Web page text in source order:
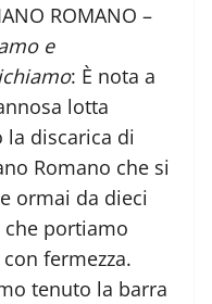
ROMANO –
e
: È nota a
lotta
la discarica di
Romano che si
ormai da dieci
che portiamo
fermezza.
tenuto la barra